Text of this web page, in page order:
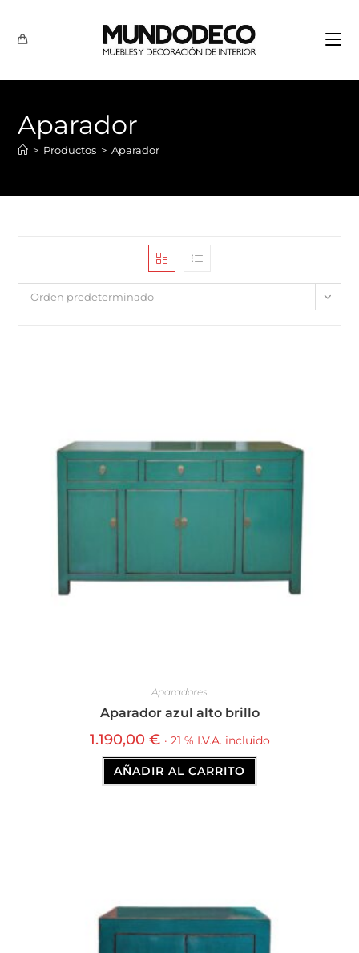
Aparador
> Productos > Aparador
Orden predeterminado
Aparadores
Aparador azul alto brillo
1.190,00 € · 21 % I.V.A. incluido
AÑADIR AL CARRITO